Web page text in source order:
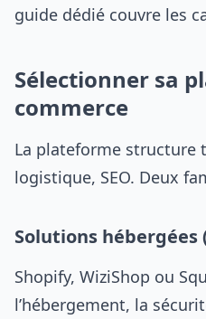
guide dédié couvre les
Sélectionner sa
commerce
La plateforme structure
logistique, SEO. Deux
Solutions hébergées
Shopify, WiziShop ou
l’hébergement, la